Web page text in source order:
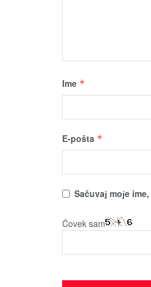
Ime *
E-pošta *
Sačuvaј moјe
Čovek sam